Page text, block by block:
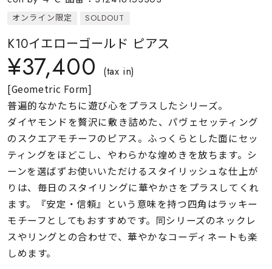
石の色
ファッションテイス
ト
着用シーン
コレクション
レディース
リングサイズ
～
メンズ
リングサイズ
オンライン限定 SOLDOUT
K10イエローゴールド ピアス
¥37,400 (tax in)
[Geometric Form]
普遍的なかたちに遊び心をプラスしたシリーズ。
ダイヤモンドを贅沢に敷き詰めた、パヴェセッティング
のスクエアモチーフのピアス。ふっくらとした面にセッ
ティングをほどこし、やわらかな煌めきを放ちます。シ
ーンを選ばずお使いいただけるスタイリッシュな仕上が
りは、毎日のスタイリングに華やかさをプラスしてくれ
ます。『安定・信頼』という意味を持つ四角はラッキー
モチーフとしてもおすすめです。同シリーズのネックレ
スやリングとの合わせで、華やかなコーディネートも楽
しめます。